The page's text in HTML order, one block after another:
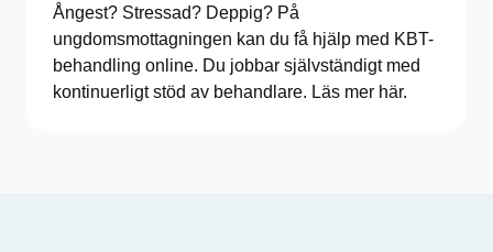
Ångest? Stressad? Deppig? På
ungdomsmottagningen kan du få hjälp med KBT-
behandling online. Du jobbar självständigt med
kontinuerligt stöd av behandlare. Läs mer här.